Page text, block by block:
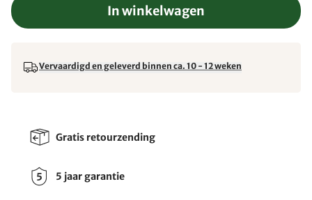
In winkelwagen
Vervaardigd en geleverd binnen ca. 10 - 12 weken
Gratis retourzending
5 jaar garantie